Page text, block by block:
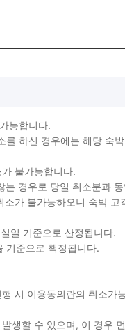
능합니다.
하신 경우에는 해당 숙
불가능합니다.
경우로 당일 취소분과
가 불가능하오니 숙박 고
일 기준으로 산정됩니다.
기준으로 책정됩니다.
시 이용동의란의 취소
생할 수 있으며, 이 경우